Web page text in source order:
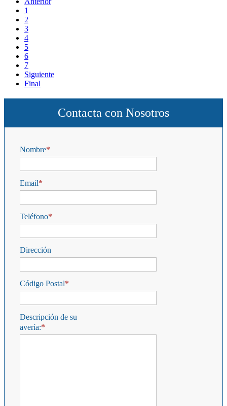
1
2
3
4
5
6
7
Siguiente
Final
Contacta con Nosotros
Nombre
Email
Teléfono
Dirección
Código Postal
Descripción de su
avería: